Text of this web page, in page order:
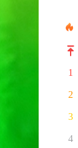
1
2
3
4